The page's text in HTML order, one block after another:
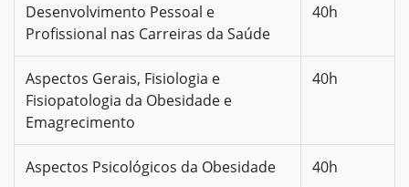
Desenvolvimento Pessoal e
Profissional nas Carreiras da Saúde
40h
Aspectos Gerais, Fisiologia e
Fisiopatologia da Obesidade e
Emagrecimento
40h
Aspectos Psicológicos da Obesidade 40h